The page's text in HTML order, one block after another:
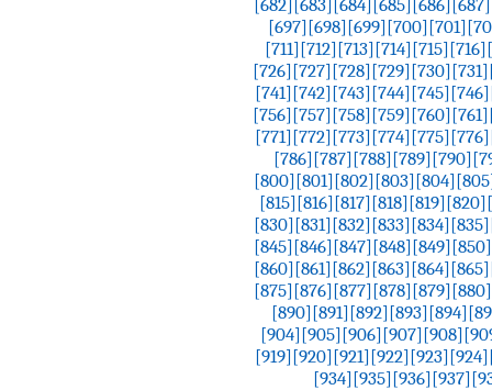
[697][698][699][700][701]
[711][712][713][714][715][716]
[726][727][728][729][730][731]
[741][742][743][744][745][746]
[756][757][758][759][760][761]
[771][772][773][774][775][776]
[786][787][788][789][790]
[800][801][802][803][804]
[815][816][817][818][819][820]
[830][831][832][833][834][835]
[845][846][847][848][849][850]
[860][861][862][863][864][865]
[875][876][877][878][879][880]
[890][891][892][893][894]
[904][905][906][907][908]
[919][920][921][922][923][924]
[934][935][936][937]